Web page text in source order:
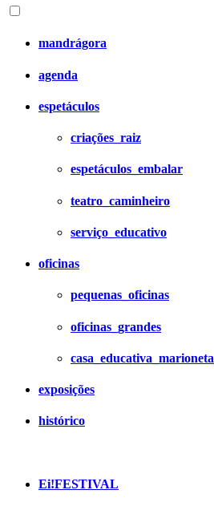
mandrágora
agenda
espetáculos
criações_raiz
espetáculos_embalar
teatro_caminheiro
serviço_educativo
oficinas
pequenas_oficinas
oficinas_grandes
casa_educativa_marioneta
exposições
histórico
Ei!FESTIVAL